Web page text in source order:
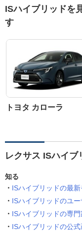
ISハイブリッドを
す
トヨタ カローラ
レクサス ISハイブ
知る
ISハイブリッドの最
ISハイブリッドのユ
ISハイブリッドの専
ISハイブリッドの公